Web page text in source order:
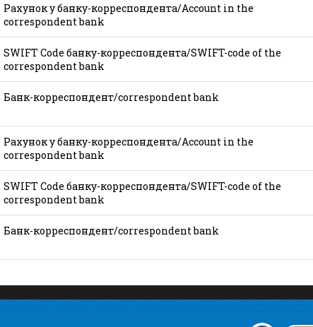
Рахунок у банку-корреспондента/Account in the
correspondent bank
SWIFT Code банку-корреспондента/SWIFT-code of the
correspondent bank
Банк-корреспондент/correspondent bank
Рахунок у банку-корреспондента/Account in the
correspondent bank
SWIFT Code банку-корреспондента/SWIFT-code of the
correspondent bank
Банк-корреспондент/correspondent bank